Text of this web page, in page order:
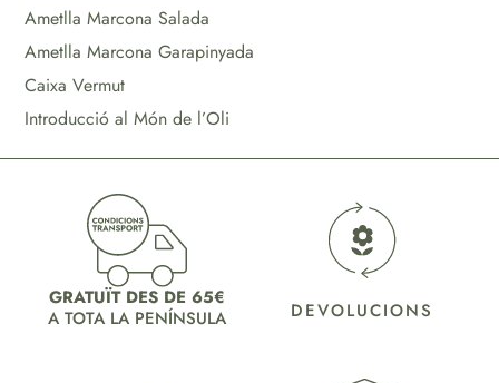
Ametlla Marcona Salada
Ametlla Marcona Garapinyada
Caixa Vermut
Introducció al Món de l’Oli
GRATUÏT DES DE 65€
A TOTA LA PENÍNSULA
DEVOLUCIONS